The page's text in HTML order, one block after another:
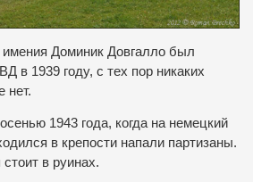
Доминик Довгалло был
в 1939 году, с тех пор никаких
нет.
1943 года, когда на немецкий
в крепости напали партизаны.
в руинах.